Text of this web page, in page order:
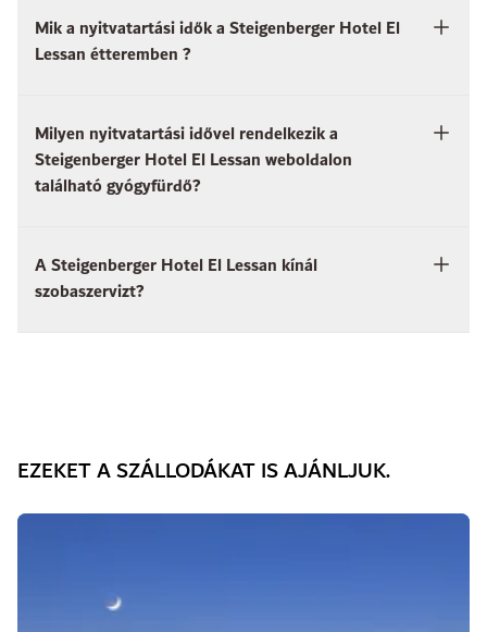
Mik a nyitvatartási idők a Steigenberger Hotel El
Lessan étteremben ?
Milyen nyitvatartási idővel rendelkezik a
Steigenberger Hotel El Lessan weboldalon
található gyógyfürdő?
A Steigenberger Hotel El Lessan kínál
szobaszervizt?
EZEKET A SZÁLLODÁKAT IS AJÁNLJUK.